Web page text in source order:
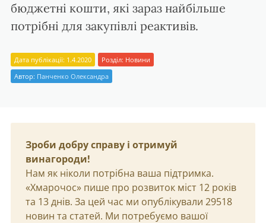
бюджетні кошти, які зараз найбільше
потрібні для закупівлі реактивів.
Дата публікації: 1.4.2020 Розділ: Новини
Автор: Панченко Олександра
Зроби добру справу і отримуй
винагороди!
Нам як ніколи потрібна ваша підтримка.
«Хмарочос» пише про розвиток міст 12 років
та 13 днів. За цей час ми опублікували 29518
новин та статей. Ми потребуємо вашої